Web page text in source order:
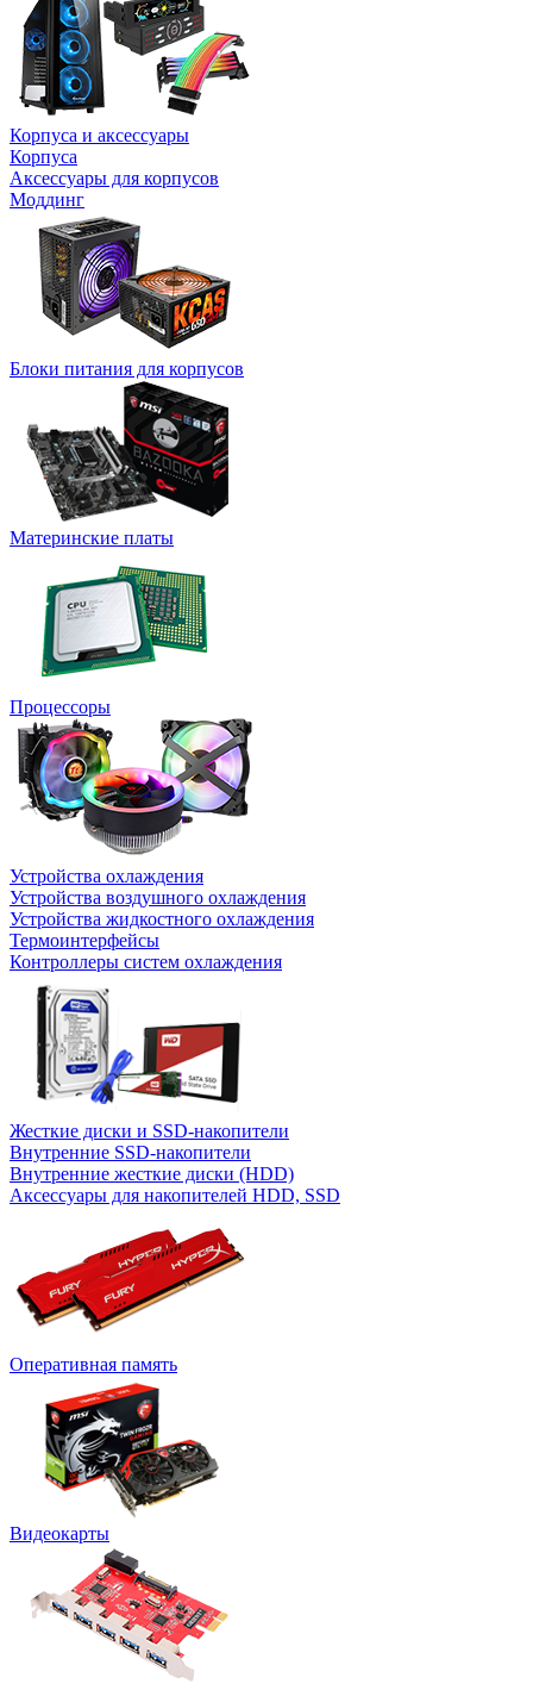
Корпуса и аксессуары
Корпуса
Аксессуары для корпусов
Моддинг
Блоки питания для корпусов
Материнские платы
Процессоры
Устройства охлаждения
Устройства воздушного охлаждения
Устройства жидкостного охлаждения
Термоинтерфейсы
Контроллеры систем охлаждения
Жесткие диски и SSD-накопители
Внутренние SSD-накопители
Внутренние жесткие диски (HDD)
Аксессуары для накопителей HDD, SSD
Оперативная память
Видеокарты